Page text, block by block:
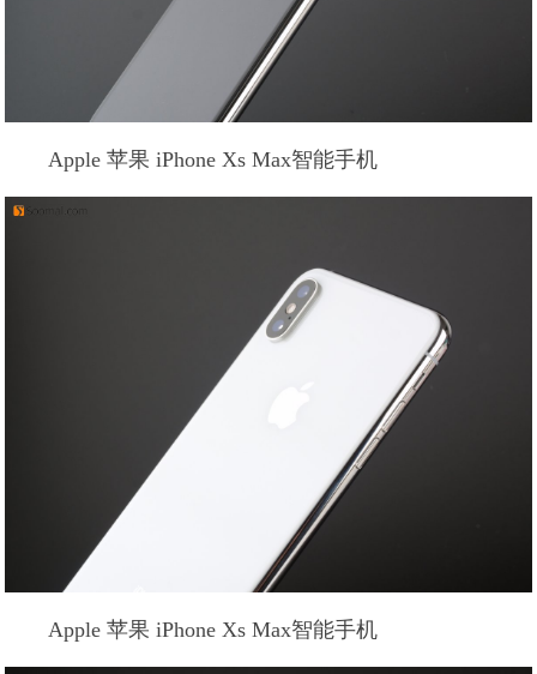
Apple 苹果 iPhone Xs Max智能手机
Apple 苹果 iPhone Xs Max智能手机